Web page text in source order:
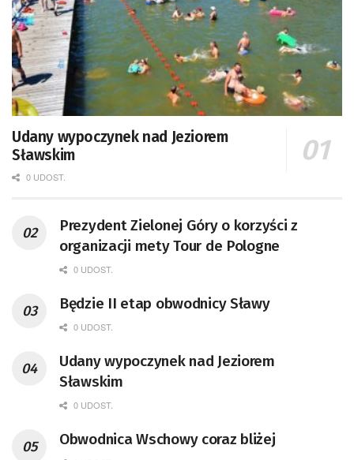
Udany wypoczynek nad Jeziorem
Sławskim
0 UDOST.
Prezydent Zielonej Góry o korzyści z
organizacji mety Tour de Pologne
0 UDOST.
Będzie II etap obwodnicy Sławy
0 UDOST.
Udany wypoczynek nad Jeziorem
Sławskim
0 UDOST.
Obwodnica Wschowy coraz bliżej